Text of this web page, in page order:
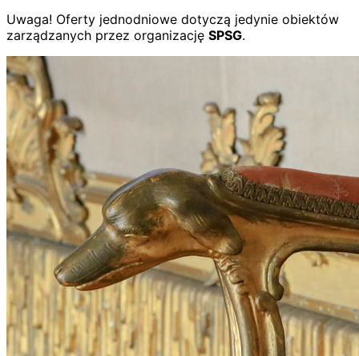
Uwaga! Oferty jednodniowe dotyczą jedynie obiektów
zarządzanych przez organizację SPSG.